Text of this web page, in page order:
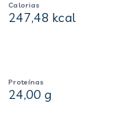
Calorias
247,48 kcal
Proteínas
24,00 g